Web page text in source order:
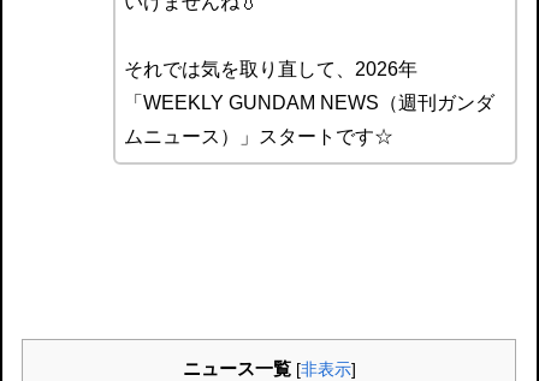
それでは気を取り直して、2026年
「WEEKLY GUNDAM NEWS（週刊ガンダ
ムニュース）」スタートです☆
ニュース一覧 [非表示]